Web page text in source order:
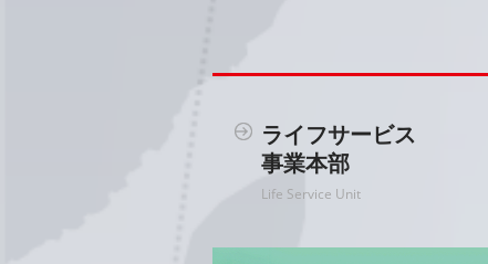
ライフサービス
事業本部
Life Service Unit